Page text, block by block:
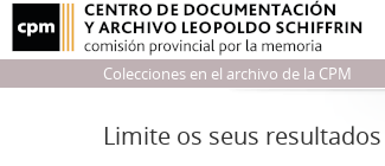
Colecciones en el archivo de la CPM
Limite os seus resultados